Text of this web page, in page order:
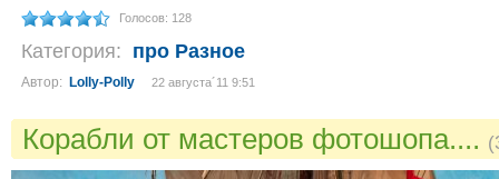
Голосов: 128
Категория: про Разное
Автор: Lolly-Polly 22 августа´11 9:51
Корабли от мастеров фотошопа....